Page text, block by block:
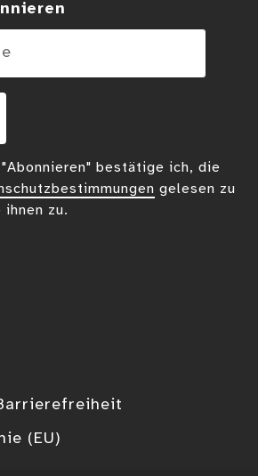
(EU)
bestätige ich, die
gelesen zu
ihnen zu.